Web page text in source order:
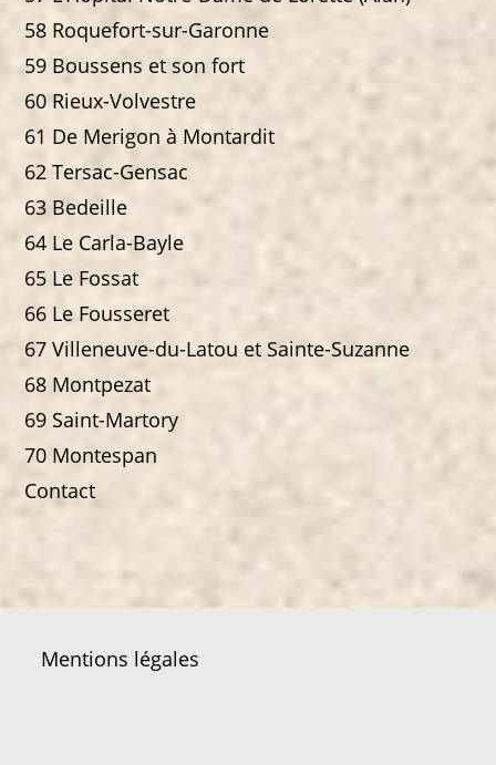
58 Roquefort-sur-Garonne
59 Boussens et son fort
60 Rieux-Volvestre
61 De Merigon à Montardit
62 Tersac-Gensac
63 Bedeille
64 Le Carla-Bayle
65 Le Fossat
66 Le Fousseret
67 Villeneuve-du-Latou et Sainte-Suzanne
68 Montpezat
69 Saint-Martory
70 Montespan
Contact
Mentions légales